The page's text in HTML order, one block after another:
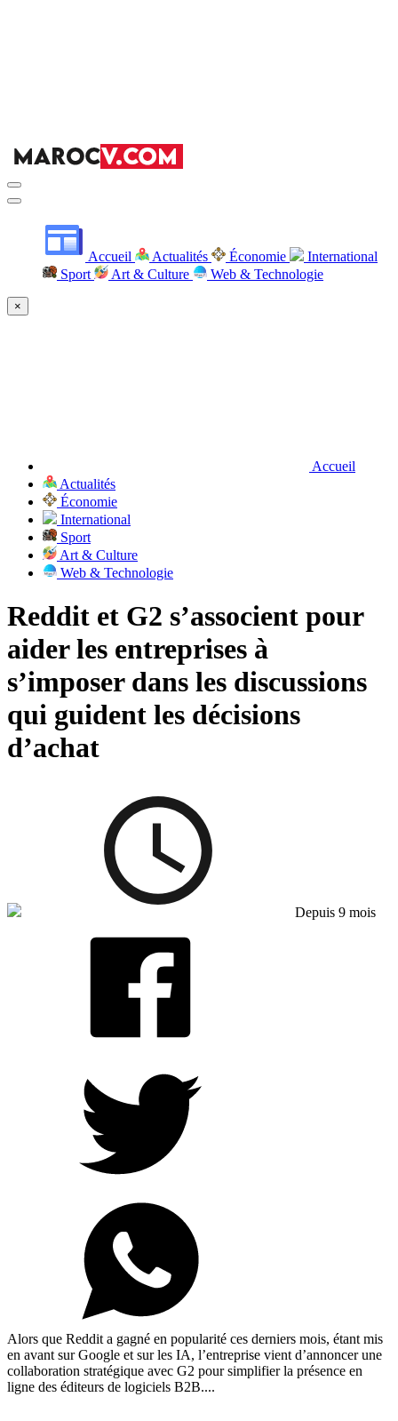
Accueil Actualités Économie
International
Sport
Art & Culture Web & Technologie
×
Accueil
Actualités
Économie
International
Sport
Art & Culture
Web & Technologie
Reddit et G2 s’associent pour
aider les entreprises à
s’imposer dans les discussions
qui guident les décisions
d’achat
Depuis 9 mois
Alors que Reddit a gagné en popularité ces derniers mois, étant mis
en avant sur Google et sur les IA, l’entreprise vient d’annoncer une
collaboration stratégique avec G2 pour simplifier la présence en
ligne des éditeurs de logiciels B2B....